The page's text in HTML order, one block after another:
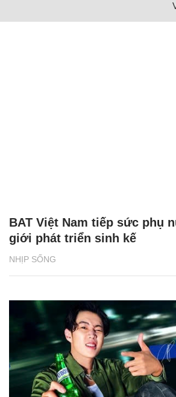
NHỊP SỐNG
BAT Việt Nam tiếp sức phụ
giới phát triển sinh kế